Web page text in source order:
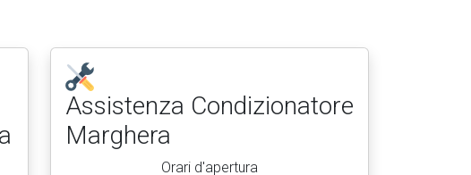
Assistenza Condizionatore
Marghera
Orari d'apertura